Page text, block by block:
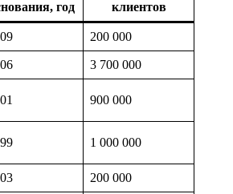
год клиентов
200 000
3 700 000
900 000
1 000 000
200 000